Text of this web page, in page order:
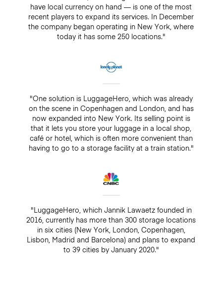
have local currency on hand — is one of the most
recent players to expand its services. In December
the company began operating in New York, where
today it has some 250 locations."
"One solution is LuggageHero, which was already
on the scene in Copenhagen and London, and has
now expanded into New York. Its selling point is
that it lets you store your luggage in a local shop,
café or hotel, which is often more convenient than
having to go to a storage facility at a train station."
"LuggageHero, which Jannik Lawaetz founded in
2016, currently has more than 300 storage locations
in six cities (New York, London, Copenhagen,
Lisbon, Madrid and Barcelona) and plans to expand
to 39 cities by January 2020."